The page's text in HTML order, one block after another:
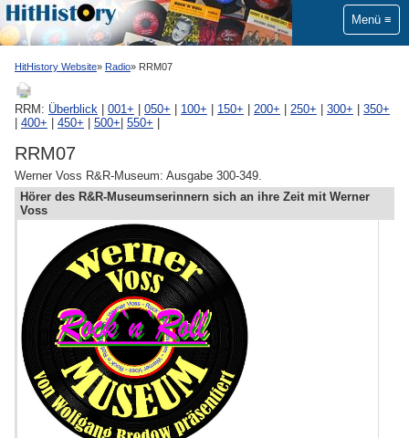
Menü
HitHistory Website Radio RRM07
RRM: Überblick 001+ 050+ 100+ 150+ 200+ 250+ 300+
350+
400+ 450+ 500+ 550+
RRM07
Werner Voss R&R-Museum: Ausgabe 300-349.
Hörer des R&R-Museumserinnern sich an ihre Zeit mit Werner
Voss